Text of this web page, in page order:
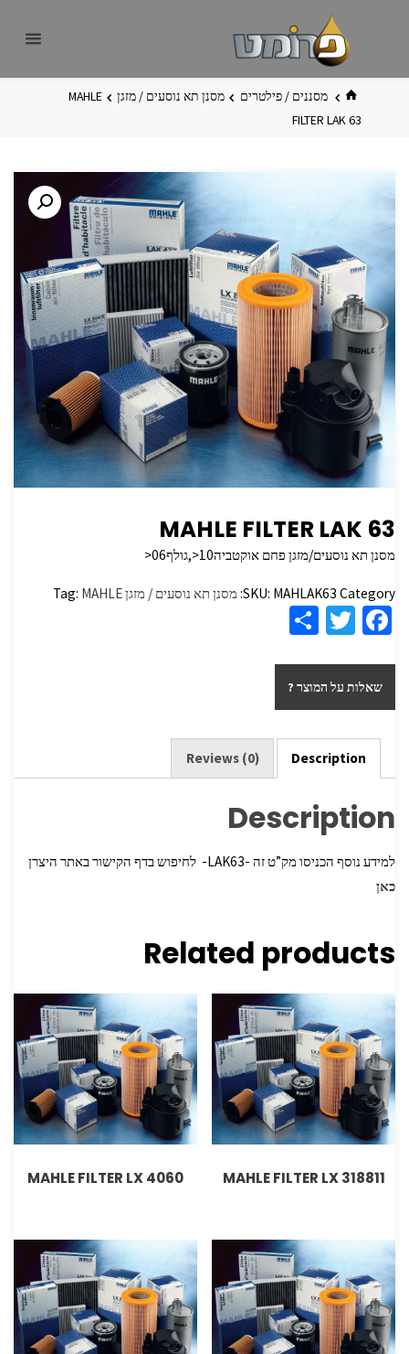
בית מסננים / פילטרים מסנן תא נוסעים / מזגן
MAHLE
FILTER LAK 63
MAHLE FILTER LAK 63
מסנן תא נוסעים/מזגן פחם אוקטביה10<,גולף06<
SKU: MAHLAK63 Category: מסנן תא נוסעים / מזגן Tag: MAHLE
Fa
b
o
o
k
T
tt
er
ar
e
שאלות על המוצר ?
Description
Reviews (0)
Description
למידע נוסף הכניסו מק”ט זה -LAK63- לחיפוש בדף הקישור באתר היצרן
כאן
Related products
MAHLE FILTER LX 318811
MAHLE FILTER LX 4060